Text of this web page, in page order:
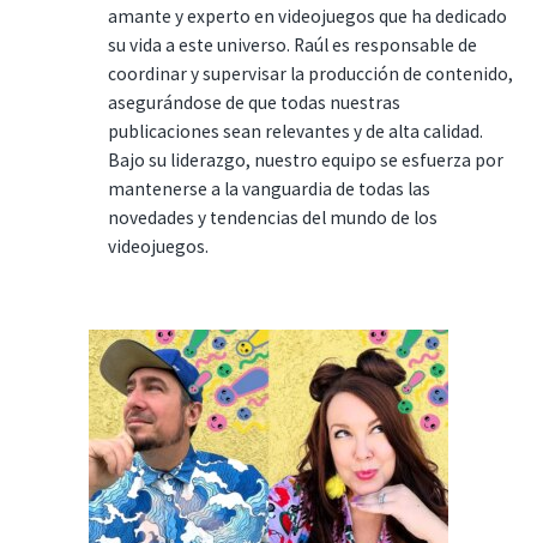
amante y experto en videojuegos que ha dedicado
su vida a este universo. Raúl es responsable de
coordinar y supervisar la producción de contenido,
asegurándose de que todas nuestras
publicaciones sean relevantes y de alta calidad.
Bajo su liderazgo, nuestro equipo se esfuerza por
mantenerse a la vanguardia de todas las
novedades y tendencias del mundo de los
videojuegos.